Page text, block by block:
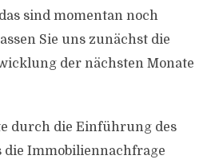
sind momentan noch
Sie uns zunächst die
der nächsten Monate
durch die Einführung des
die Immobiliennachfrage